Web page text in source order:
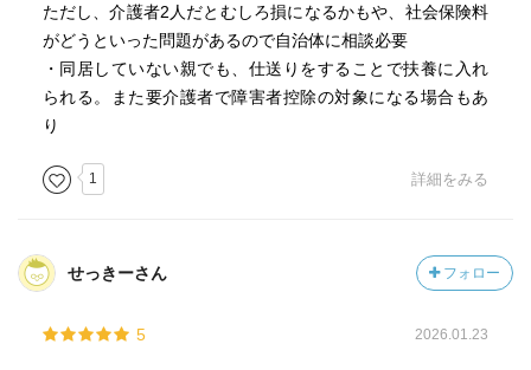
ただし、介護者2人だとむしろ損になるかもや、社会保険料
がどうといった問題があるので自治体に相談必要
・同居していない親でも、仕送りをすることで扶養に入れ
られる。また要介護者で障害者控除の対象になる場合もあ
り
1 詳細をみる
せっきーさん フォロー
5 2026.01.23